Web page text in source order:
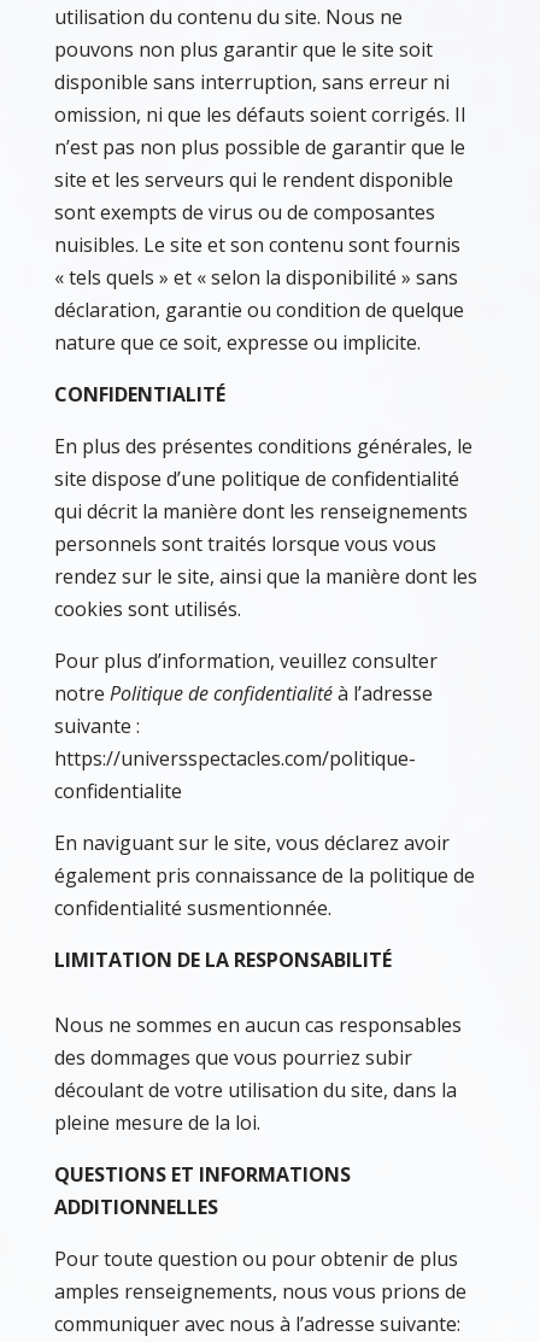
utilisation du contenu du site. Nous ne
pouvons non plus garantir que le site soit
disponible sans interruption, sans erreur ni
omission, ni que les défauts soient corrigés. Il
n’est pas non plus possible de garantir que le
site et les serveurs qui le rendent disponible
sont exempts de virus ou de composantes
nuisibles. Le site et son contenu sont fournis
« tels quels » et « selon la disponibilité » sans
déclaration, garantie ou condition de quelque
nature que ce soit, expresse ou implicite.
CONFIDENTIALITÉ
En plus des présentes conditions générales, le
site dispose d’une politique de confidentialité
qui décrit la manière dont les renseignements
personnels sont traités lorsque vous vous
rendez sur le site, ainsi que la manière dont les
cookies sont utilisés.
Pour plus d’information, veuillez consulter
notre Politique de confidentialitéà l’adresse
suivante :
https://universspectacles.com/politique-
confidentialite
En naviguant sur le site, vous déclarez avoir
également pris connaissance de la politique de
confidentialité susmentionnée.
LIMITATION DE LA RESPONSABILITÉ
Nous ne sommes en aucun cas responsables
des dommages que vous pourriez subir
découlant de votre utilisation du site, dans la
pleine mesure de la loi.
QUESTIONS ET INFORMATIONS
ADDITIONNELLES
Pour toute question ou pour obtenir de plus
amples renseignements, nous vous prions de
communiquer avec nous à l’adresse suivante: